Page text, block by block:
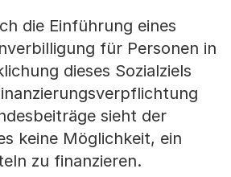
die Einführung eines
für Personen in
dieses Sozialziels
sieht der
keine Möglichkeit, ein
zu finanzieren.